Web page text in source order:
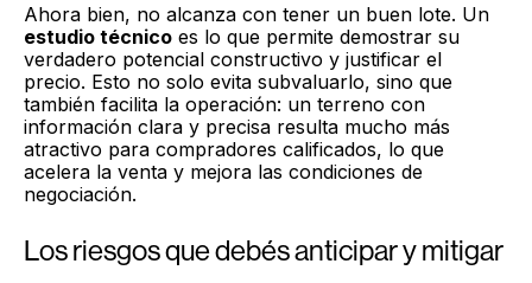
Ahora bien, no alcanza con tener un buen lote. Un
estudio técnico es lo que permite demostrar su
verdadero potencial constructivo y justificar el
precio. Esto no solo evita subvaluarlo, sino que
también facilita la operación: un terreno con
información clara y precisa resulta mucho más
atractivo para compradores calificados, lo que
acelera la venta y mejora las condiciones de
negociación.
Los riesgos que debés anticipar y mitigar